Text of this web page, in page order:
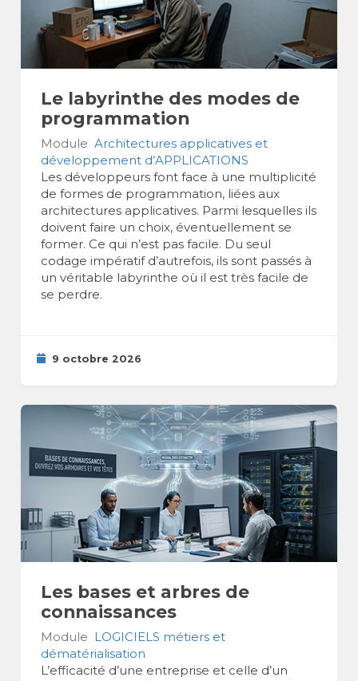
Le labyrinthe des modes de
programmation
Module Architectures applicatives et
développement d’APPLICATIONS
Les développeurs font face à une multiplicité
de formes de programmation, liées aux
architectures applicatives. Parmi lesquelles ils
doivent faire un choix, éventuellement se
former. Ce qui n’est pas facile. Du seul
codage impératif d’autrefois, ils sont passés à
un véritable labyrinthe où il est très facile de
se perdre.
9 octobre 2026
Les bases et arbres de
connaissances
Module LOGICIELS métiers et
dématérialisation
L’efficacité d’une entreprise et celle d’un